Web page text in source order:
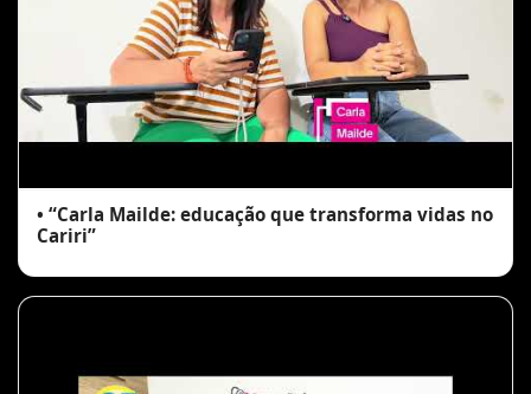
• “Carla Mailde: educação que transforma vidas no
Cariri”